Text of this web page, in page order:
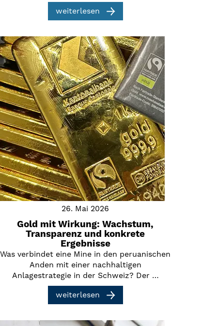
weiterlesen
26. Mai 2026
Gold mit Wirkung: Wachstum,
Transparenz und konkrete
Ergebnisse
Was verbindet eine Mine in den peruanischen
Anden mit einer nachhaltigen
Anlagestrategie in der Schweiz? Der …
weiterlesen